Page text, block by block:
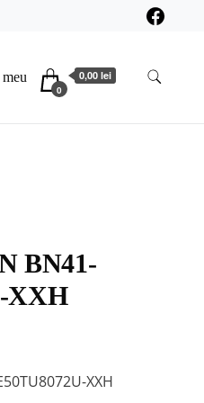
0
0,00 lei
BN41-
XXH
XXH